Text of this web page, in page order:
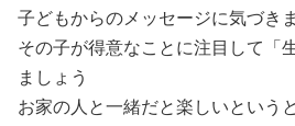
子どもからのメッセージに気づき
その子が得意なことに注目して「
ましょう
お家の人と一緒だと楽しいという